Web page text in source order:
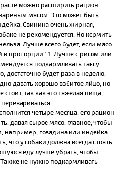
можно расширить рацион
мясом. Это может быть
Свинина очень жирная,
не рекомендуется. Но кормить
Лучше всего будет, если мясо
пропорции 1:1. Лучше с рисом или
подкармливать таксу
достаточно будет раза в неделю.
давать хорошо взбитое яйцо, но
стоит, так как это тяжелая пища,
четыре месяца, его рацион
давая сырое мясо, главное, чтобы
говядина или индейка.
что у собаки должна всегда стоять
еду лучше убрать, чтобы
не нужно подкармливать